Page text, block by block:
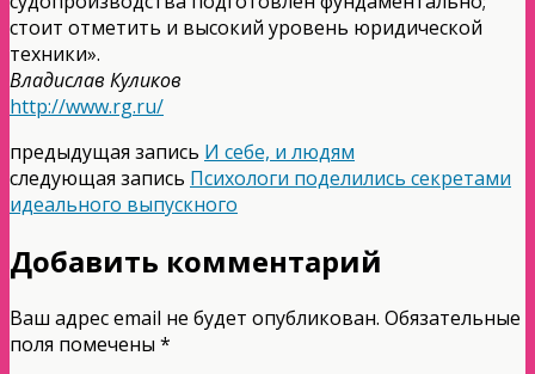
стоит отметить и высокий уровень юридической
техники».
Владислав Куликов
http://www.rg.ru/
предыдущая запись И себе, и людям
следующая запись Психологи поделились секретами
идеального выпускного
Добавить комментарий
Ваш адрес email не будет опубликован. Обязательные
поля помечены *